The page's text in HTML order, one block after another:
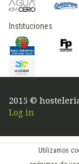
Utilizamos
Instituciones
2015 ©
Log in